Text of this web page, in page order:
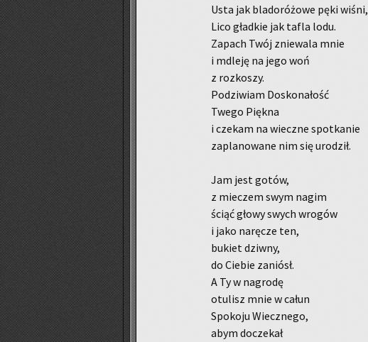
Usta jak bla­do­ró­żo­we pęki wiśni,
Lico gład­kie jak tafla lodu.
Za­pach Twój znie­wa­la mnie
i mdle­ję na jego woń
z roz­ko­szy.
Po­dzi­wiam Do­sko­na­łość
Twego Pięk­na
i cze­kam na wiecz­ne spo­tka­nie
za­pla­no­wa­ne nim się uro­dził.
Jam jest gotów,
z mie­czem swym nagim
ściąć głowy swych wro­gów
i jako na­rę­cze ten,
bu­kiet dziw­ny,
do Cie­bie za­niósł.
A Ty w na­gro­dę
otu­lisz mnie w całun
Spo­ko­ju Wiecz­ne­go,
abym do­cze­kał